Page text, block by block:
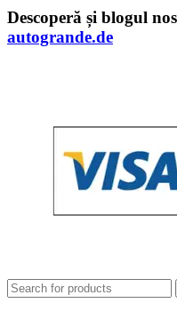
Descoperă și blogul
autogrande.de